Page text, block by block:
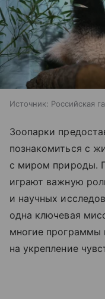
Источник: Российская
Зоопарки
познакомиться с
с миром природы.
играют важную
и научных
одна ключевая
многие программы
на укрепление